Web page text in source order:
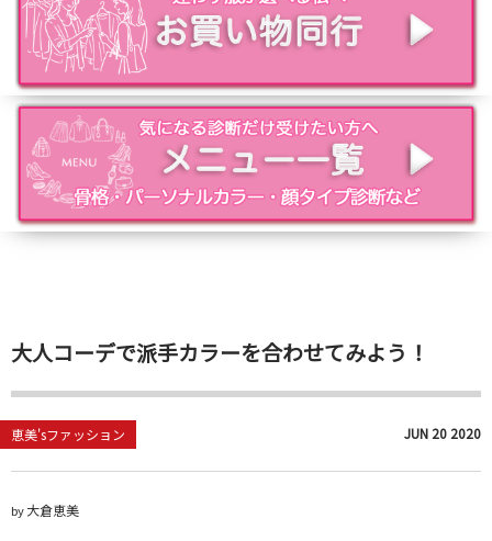
大人コーデで派手カラーを合わせてみよう！
恵美'sファッション JUN 20 2020
by大倉恵美